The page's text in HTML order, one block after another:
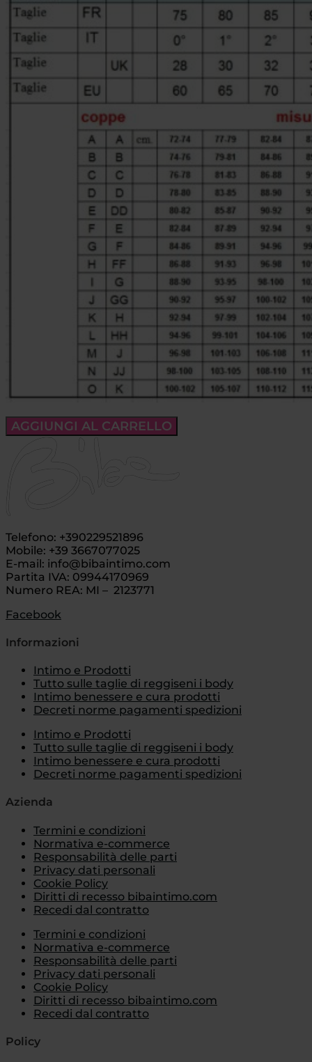
AGGIUNGI AL CARRELLO
Telefono: +390229521896
Mobile: +39 3667077025
E-mail: info@bibaintimo.com
Partita IVA: 09944170969
Numero REA: MI – 2123771
Facebook
Informazioni
Intimo e Prodotti
Tutto sulle taglie di reggiseni i body
Intimo benessere e cura prodotti
Decreti norme pagamenti spedizioni
Intimo e Prodotti
Tutto sulle taglie di reggiseni i body
Intimo benessere e cura prodotti
Decreti norme pagamenti spedizioni
Azienda
Termini e condizioni
Normativa e-commerce
Responsabilità delle parti
Privacy dati personali
Cookie Policy
Diritti di recesso bibaintimo.com
Recedi dal contratto
Termini e condizioni
Normativa e-commerce
Responsabilità delle parti
Privacy dati personali
Cookie Policy
Diritti di recesso bibaintimo.com
Recedi dal contratto
Policy